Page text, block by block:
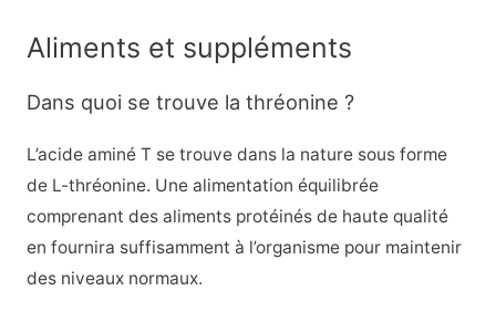
Aliments et suppléments
Dans quoi se trouve la thréonine ?
L’acide aminé T se trouve dans la nature sous forme
de L-thréonine. Une alimentation équilibrée
comprenant des aliments protéinés de haute qualité
en fournira suffisamment à l’organisme pour maintenir
des niveaux normaux.